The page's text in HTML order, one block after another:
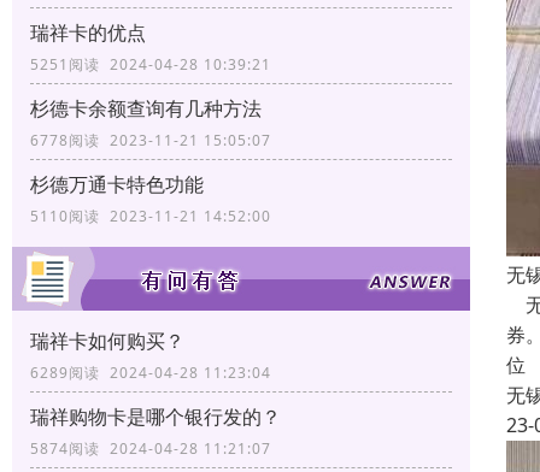
瑞祥卡的优点
5251阅读 2024-04-28 10:39:21
杉德卡余额查询有几种方法
6778阅读 2023-11-21 15:05:07
杉德万通卡特色功能
5110阅读 2023-11-21 14:52:00
瑞祥卡如何购买？
6289阅读 2024-04-28 11:23:04
瑞祥购物卡是哪个银行发的？
5874阅读 2024-04-28 11:21:07
无
券
位
无
23-